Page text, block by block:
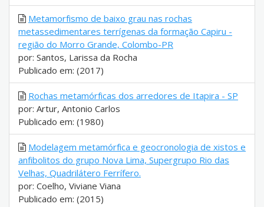
Metamorfismo de baixo grau nas rochas
metassedimentares terrígenas da formação Capiru -
região do Morro Grande, Colombo-PR
por: Santos, Larissa da Rocha
Publicado em: (2017)
Rochas metamórficas dos arredores de Itapira - SP
por: Artur, Antonio Carlos
Publicado em: (1980)
Modelagem metamórfica e geocronologia de xistos e
anfibolitos do grupo Nova Lima, Supergrupo Rio das
Velhas, Quadrilátero Ferrífero.
por: Coelho, Viviane Viana
Publicado em: (2015)